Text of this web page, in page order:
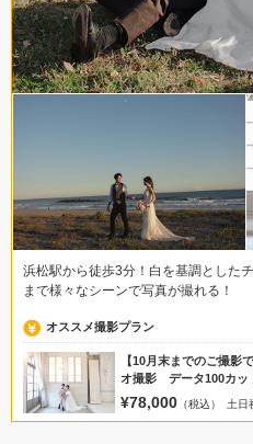
浜松駅から徒歩3分！白を基調とした
まで様々なシーンで写真が撮れる！
オススメ撮影プラン
【10月末までのご撮影
オ撮影 データ100カッ
¥78,000 （税込） 土日